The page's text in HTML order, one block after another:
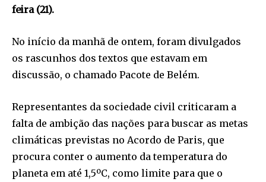
feira (21).
No início da manhã de ontem, foram divulgados
os rascunhos dos textos que estavam em
discussão, o chamado Pacote de Belém.
Representantes da sociedade civil criticaram a
falta de ambição das nações para buscar as metas
climáticas previstas no Acordo de Paris, que
procura conter o aumento da temperatura do
planeta em até 1,5ºC, como limite para que o